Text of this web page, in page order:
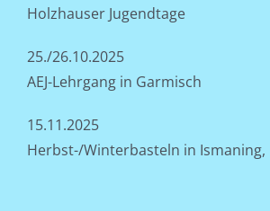
Holzhauser Jugendtage
25./26.10.2025
AEJ-Lehrgang in Garmisch
15.11.2025
Herbst-/Winterbasteln in Ismaning,